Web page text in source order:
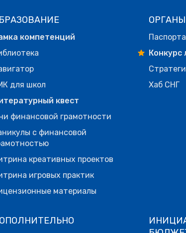
компетенций
для школ
квест
финансовой грамотности
с финансовой
креативных проектов
игровых практик
материалы
Конкурс
Хаб СНГ